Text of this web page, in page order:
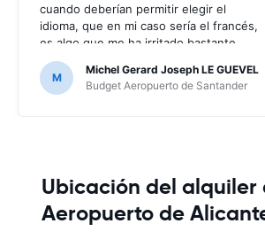
cuando deberían permitir elegir el
idioma, que en mi caso sería el francés,
es algo que me ha irritado bastante
puesto que no entendía nada de los
mensajes que me enviaban; por suerte
no ha hecho falta, al no haber ningún
M
Michel Gerard Joseph LE GUEVEL
Budget Aeropuerto de Santander
Ubicación del alquiler
Aeropuerto de